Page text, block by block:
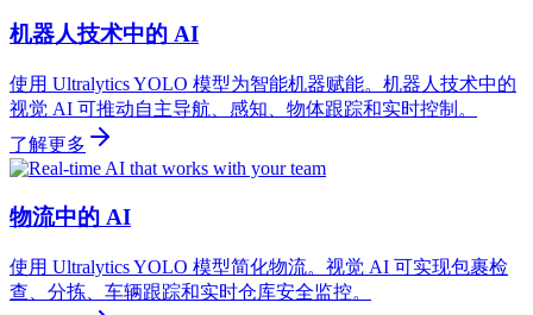
机器人技术中的 AI
使用 Ultralytics YOLO 模型为智能机器赋能。机器人技术中的
视觉 AI 可推动自主导航、感知、物体跟踪和实时控制。
了解更多
物流中的 AI
使用 Ultralytics YOLO 模型简化物流。视觉 AI 可实现包裹检
查、分拣、车辆跟踪和实时仓库安全监控。